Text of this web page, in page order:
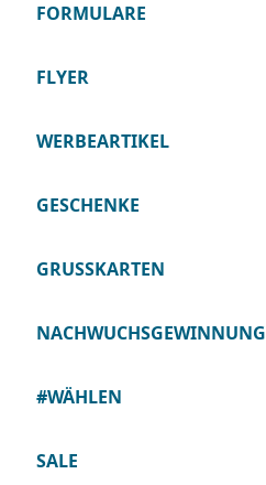
FORMULARE
FLYER
WERBEARTIKEL
GESCHENKE
GRUSSKARTEN
NACHWUCHSGEWINNUNG
#WÄHLEN
SALE